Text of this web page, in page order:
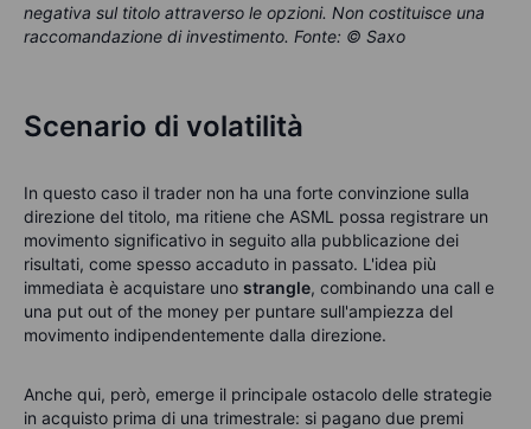
negativa sul titolo attraverso le opzioni. Non costituisce una
raccomandazione di investimento. Fonte: © Saxo
Scenario di volatilità
In questo caso il trader non ha una forte convinzione sulla
direzione del titolo, ma ritiene che ASML possa registrare un
movimento significativo in seguito alla pubblicazione dei
risultati, come spesso accaduto in passato. L'idea più
immediata è acquistare uno strangle, combinando una call e
una put out of the money per puntare sull'ampiezza del
movimento indipendentemente dalla direzione.
Anche qui, però, emerge il principale ostacolo delle strategie
in acquisto prima di una trimestrale: si pagano due premi